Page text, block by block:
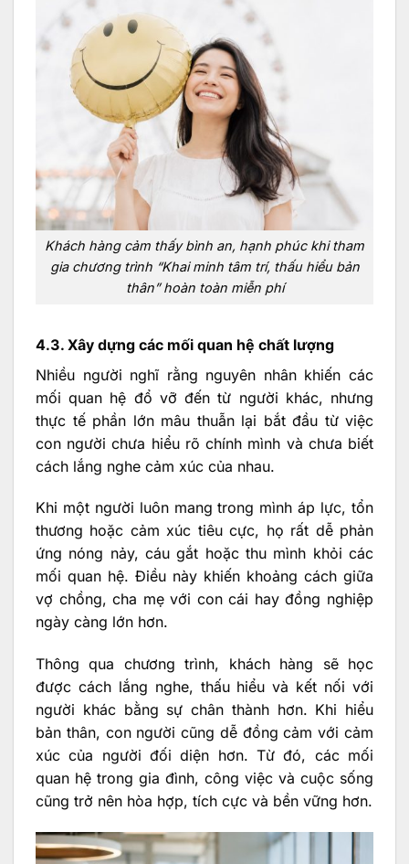
Khách hàng cảm thấy bình an, hạnh phúc khi tham
gia chương trình “Khai minh tâm trí, thấu hiểu bản
thân” hoàn toàn miễn phí
4.3. Xây dựng các mối quan hệ chất lượng
Nhiều người nghĩ rằng nguyên nhân khiến các
mối quan hệ đổ vỡ đến từ người khác, nhưng
thực tế phần lớn mâu thuẫn lại bắt đầu từ việc
con người chưa hiểu rõ chính mình và chưa biết
cách lắng nghe cảm xúc của nhau.
Khi một người luôn mang trong mình áp lực, tổn
thương hoặc cảm xúc tiêu cực, họ rất dễ phản
ứng nóng nảy, cáu gắt hoặc thu mình khỏi các
mối quan hệ. Điều này khiến khoảng cách giữa
vợ chồng, cha mẹ với con cái hay đồng nghiệp
ngày càng lớn hơn.
Thông qua chương trình, khách hàng sẽ học
được cách lắng nghe, thấu hiểu và kết nối với
người khác bằng sự chân thành hơn. Khi hiểu
bản thân, con người cũng dễ đồng cảm với cảm
xúc của người đối diện hơn. Từ đó, các mối
quan hệ trong gia đình, công việc và cuộc sống
cũng trở nên hòa hợp, tích cực và bền vững hơn.